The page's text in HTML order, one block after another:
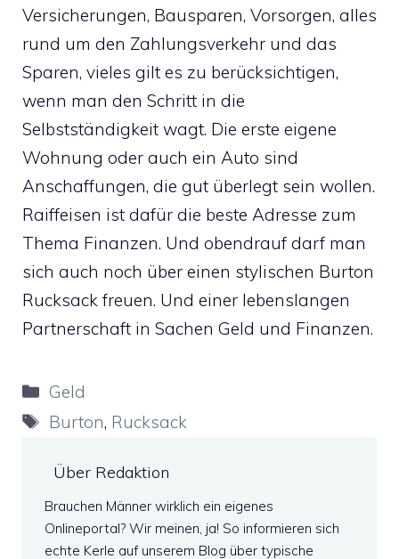
Versicherungen, Bausparen, Vorsorgen, alles
rund um den Zahlungsverkehr und das
Sparen, vieles gilt es zu berücksichtigen,
wenn man den Schritt in die
Selbstständigkeit wagt. Die erste eigene
Wohnung oder auch ein Auto sind
Anschaffungen, die gut überlegt sein wollen.
Raiffeisen ist dafür die beste Adresse zum
Thema Finanzen. Und obendrauf darf man
sich auch noch über einen stylischen Burton
Rucksack freuen. Und einer lebenslangen
Partnerschaft in Sachen Geld und Finanzen.
Kategorien
Geld
Schlagwörter
Burton, Rucksack
Über Redaktion
Brauchen Männer wirklich ein eigenes
Onlineportal? Wir meinen, ja! So informieren sich
echte Kerle auf unserem Blog über typische